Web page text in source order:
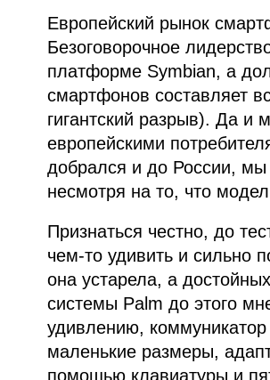
Европейский рынок
Безоговорочное
платформе Symbian, а
смартфонов составляет
гигантский разрыв). Да и
европейскими
добрался и до России, мы
несмотря на то, что
Признаться честно, до
чем-то удивить и сильно
она устарела, а
системы Palm до этого
удивлению,
маленькие размеры,
помощью клавиатуры и